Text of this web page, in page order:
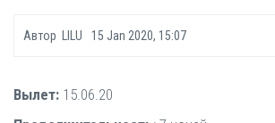
Автор LILU 15 Jan 2020, 15:07
Вылет: 15.06.20